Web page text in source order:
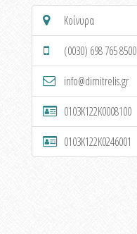
Κοίνυρα
(0030) 698 765 8500
info@dimitrelis.gr
0103K122K0008100
0103K122K0246001